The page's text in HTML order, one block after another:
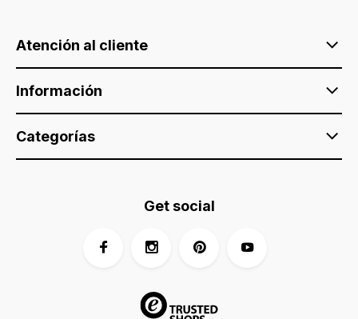
Atención al cliente
Información
Categorías
Get social